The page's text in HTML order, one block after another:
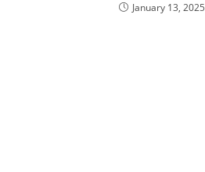
January 13, 2025